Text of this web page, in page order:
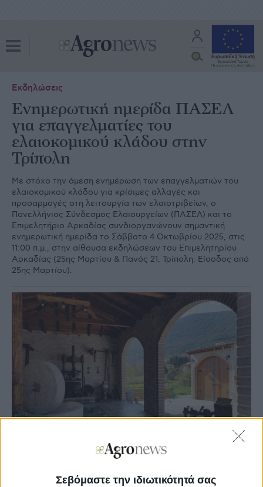
Σεβόμαστε την ιδιωτικότητά σας
Εκδηλώσεις
Ενημερωτική ημερίδα ΠΑΣΕΛ
για επαγγελματίες του
ελαιοκομικού κλάδου στην
Τρίπολη
Με στόχο την άμεση ενημέρωση των επαγγελματιών του
ελαιοκομικού κλάδου για κρίσιμες αλλαγές και
προσαρμογές στη λειτουργία των ελαιοτριβείων, ο
Πανελλήνιος Σύνδεσμος Ελαιουργείων (ΠΑΣΕΛ) και το
Επιμελητήριο Αρκαδίας συνδιοργανώνουν σημαντική
ενημερωτική ημερίδα το Σάββατο 4 Οκτωβρίου 2025, στις
11:00 π.μ., στην αίθουσα εκδηλώσεων του Επιμελητηρίου
Αρκαδίας (25ης Μαρτίου & Πανός 21, Τρίπολη. Είσοδος από
25ης Μαρτίου).
30/09/2025, 12:34 μμ